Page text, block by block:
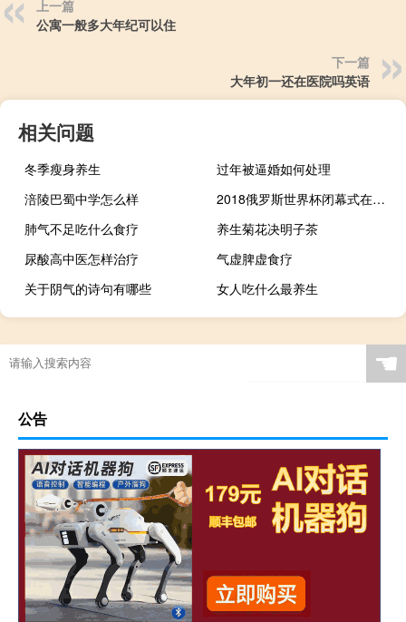
上一篇
公寓一般多大年纪可以住
下一篇
大年初一还在医院吗英语
相关问题
冬季瘦身养生
过年被逼婚如何处理
涪陵巴蜀中学怎么样
2018俄罗斯世界杯闭幕式在几月份举行 俄罗斯世界杯主题曲
肺气不足吃什么食疗
养生菊花决明子茶
尿酸高中医怎样治疗
气虚脾虚食疗
关于阴气的诗句有哪些
女人吃什么最养生
☚
公告